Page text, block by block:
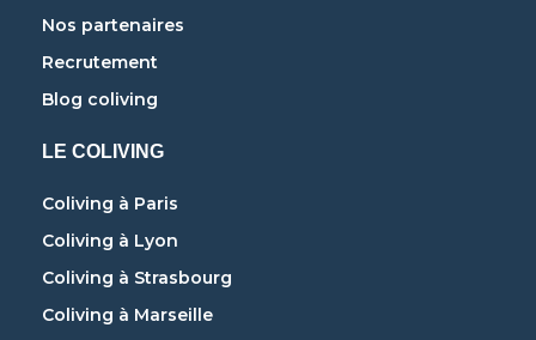
Nos partenaires
Recrutement
Blog coliving
LE COLIVING
Coliving à Paris
Coliving à Lyon
Coliving à Strasbourg
Coliving à Marseille